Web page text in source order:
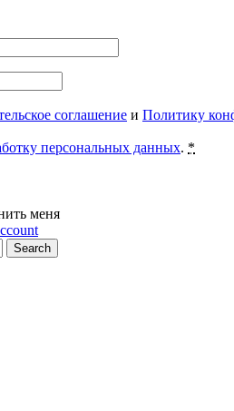
соглашение и Политику
персональных данных. *
меня
Search